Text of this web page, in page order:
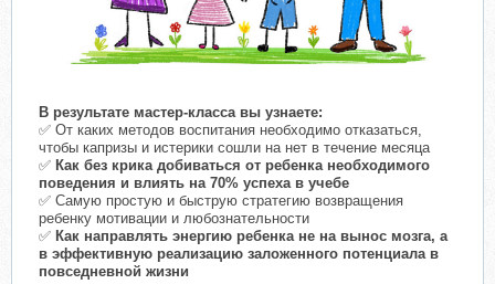
В результате мастер-класса вы узнаете:
✅ От каких методов воспитания необходимо отказаться,
чтобы капризы и истерики сошли на нет в течение месяца
✅ Как без крика добиваться от ребенка необходимого
поведения и влиять на 70% успеха в учебе
✅ Самую простую и быструю стратегию возвращения
ребенку мотивации и любознательности
✅ Как направлять энергию ребенка не на вынос мозга, а
в эффективную реализацию заложенного потенциала в
повседневной жизни